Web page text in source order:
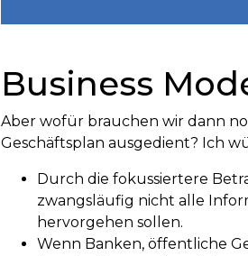
Business
Aber wofür brauchen wir dann
Geschäftsplan ausgedient? Ich
Durch die fokussiertere
zwangsläufig nicht alle
hervorgehen sollen.
Wenn Banken, öffentliche